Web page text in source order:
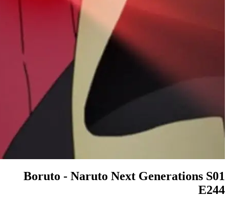
Boruto - Naruto Next Generations S01
E244